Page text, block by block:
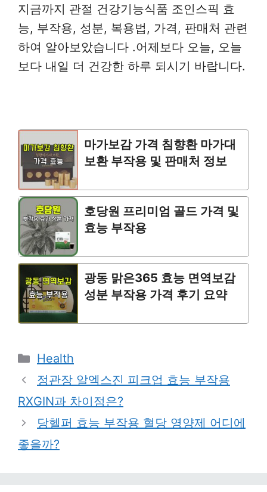
지금까지 관절 건강기능식품 조인스픽 효
능, 부작용, 성분, 복용법, 가격, 판매처 관련
하여 알아보았습니다 .어제보다 오늘, 오늘
보다 내일 더 건강한 하루 되시기 바랍니다.
마가보감 가격 침향환 마가대
보환 부작용 및 판매처 정보
호당원 프리미엄 골드 가격 및
효능 부작용
광동 맑은365 효능 면역보감
성분 부작용 가격 후기 요약
Categories
Health
정관장 알엑스진 피크업 효능 부작용
RXGIN과 차이점은?
당헬퍼 효능 부작용 혈당 영양제 어디에
좋을까?